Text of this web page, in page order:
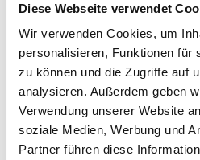
Diese Webseite verwendet
Wir verwenden Cookies, um
personalisieren, Funktionen für
zu können und die Zugriffe auf
analysieren. Außerdem geben
Verwendung unserer Website
soziale Medien, Werbung und
Partner führen diese
100% Baumwolle
Stoffbezogene Wäscheknöpfe
Hochwertig veredelte Garne
Waschbar bei bis zu 60 °C
Bitte nicht bügeln
Sonderanfertigungen